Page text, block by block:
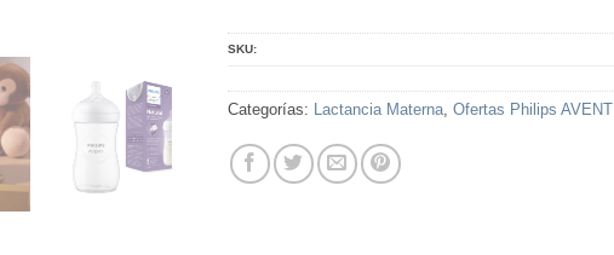
SKU:
Categorías: Lactancia Materna Ofertas Philips AVENT